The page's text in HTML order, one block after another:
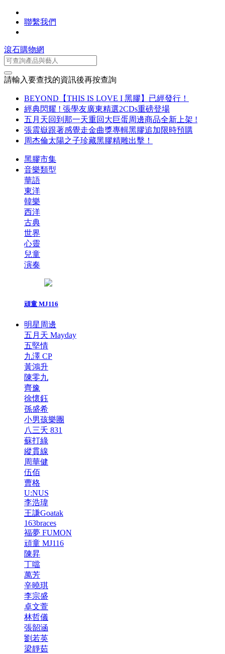
聯繫我們
滾石購物網
請輸入要查找的資訊後再按查詢
BEYOND【THIS IS LOVE I 黑膠】已經發行！
經典閃耀 ! 張學友廣東精選2CDs重磅登場
五月天回到那一天重回大巨蛋周邊商品全新上架 !
張震嶽跟著感覺走金曲獎專輯黑膠追加限時預購
周杰倫太陽之子珍藏黑膠精雕出擊！
黑膠市集
音樂類型
華語
東洋
韓樂
西洋
古典
世界
心靈
兒童
演奏
頑童 MJ116
明星周邊
五月天 Mayday
五堅情
九澤 CP
黃鴻升
陳零九
齊豫
徐懷鈺
孫盛希
小男孩樂團
八三夭 831
蘇打綠
縱貫線
周華健
伍佰
曹格
U:NUS
李浩瑋
王謙Goatak
163braces
福夢 FUMON
頑童 MJ116
陳昇
丁噹
萬芳
辛曉琪
李宗盛
卓文萱
林哲儀
張韶涵
劉若英
梁靜茹